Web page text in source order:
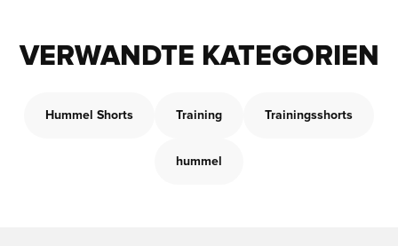
VERWANDTE KATEGORIEN
Hummel Shorts Training Trainingsshorts
hummel